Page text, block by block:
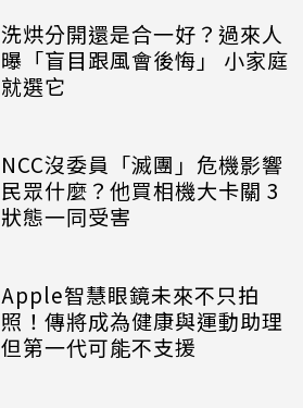
洗烘分開還是合一好？過來人
曝「盲目跟風會後悔」 小家庭
就選它
NCC沒委員「滅團」危機影響
民眾什麼？他買相機大卡關 3
狀態一同受害
Apple智慧眼鏡未來不只拍
照！傳將成為健康與運動助理
但第一代可能不支援